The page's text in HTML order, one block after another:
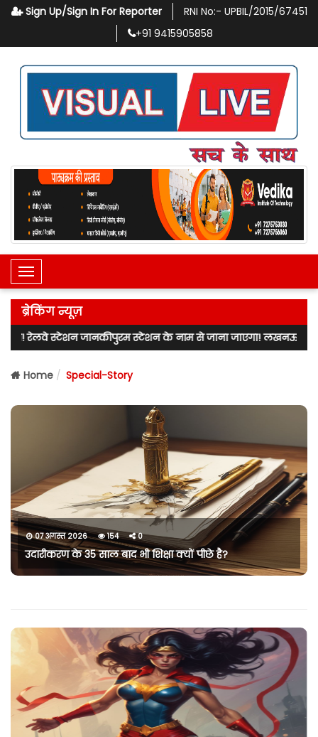
Sign Up/Sign In For Reporter RNI No:- UPBIL/2015/67451
+91 9415905858
Toggle Navigation
ब्रेकिंग न्यूज़
के नाम से जाना जाएगा! लखनऊ उत्तर के विधायक नीरज बोरा ने
Home Special-Story
07 अगस्त 2026 154 0
उदारीकरण के 35 साल बाद भी शिक्षा क्यों पीछे है?